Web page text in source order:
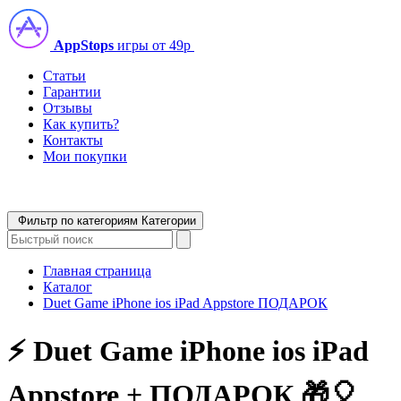
AppStops игры от 49р
Статьи
Гарантии
Отзывы
Как купить?
Контакты
Мои покупки
Фильтр по категориям Категории
Главная страница
Каталог
Duet Game iPhone ios iPad Appstore ПОДАРОК
⚡️ Duet Game iPhone ios iPad